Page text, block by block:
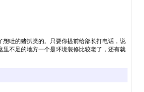
吐的猪扒类的。只要你提前给部长打电话，说
不足的地方一个是环境装修比较老了，还有就